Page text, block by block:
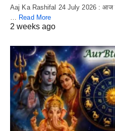
Aaj Ka Rashifal 24 July 2026 : आज
… Read More
2 weeks ago